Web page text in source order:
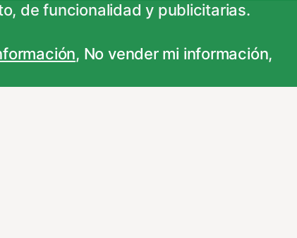
de funcionalidad y publicitarias.
, No vender mi información,
para las finalidades que se
sus opciones a través